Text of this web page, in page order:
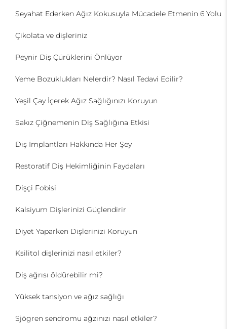
Seyahat Ederken Ağız Kokusuyla Mücadele Etmenin 6 Yolu
Çikolata ve dişleriniz
Peynir Diş Çürüklerini Önlüyor
Yeme Bozuklukları Nelerdir? Nasıl Tedavi Edilir?
Yeşil Çay İçerek Ağız Sağlığınızı Koruyun
Sakız Çiğnemenin Diş Sağlığına Etkisi
Diş İmplantları Hakkında Her Şey
Restoratif Diş Hekimliğinin Faydaları
Dişçi Fobisi
Kalsiyum Dişlerinizi Güçlendirir
Diyet Yaparken Dişlerinizi Koruyun
Ksilitol dişlerinizi nasıl etkiler?
Diş ağrısı öldürebilir mi?
Yüksek tansiyon ve ağız sağlığı
Sjögren sendromu ağzınızı nasıl etkiler?